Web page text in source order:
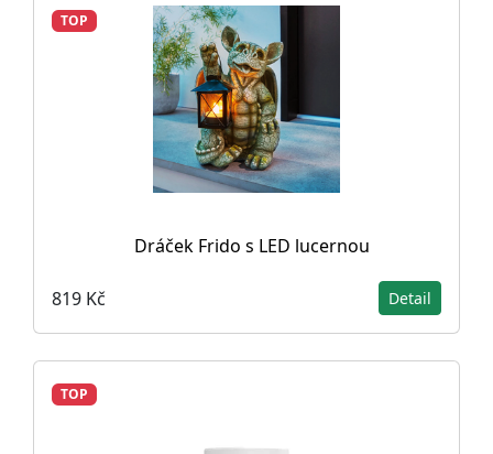
TOP
Dráček Frido s LED lucernou
819 Kč Detail
TOP